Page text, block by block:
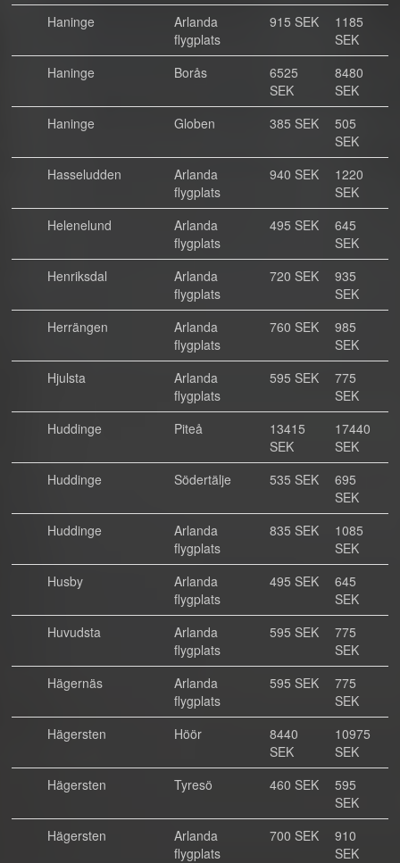
Haninge
Arlanda
flygplats
915 SEK
1185
SEK
Haninge
Borås
6525
SEK
8480
SEK
Haninge
Globen 385 SEK
505
SEK
Hasseludden
Arlanda
flygplats
940 SEK
1220
SEK
Helenelund
Arlanda
flygplats
495 SEK
645
SEK
Henriksdal
Arlanda
flygplats
720 SEK
935
SEK
Herrängen
Arlanda
flygplats
760 SEK
985
SEK
Hjulsta
Arlanda
flygplats
595 SEK
775
SEK
Huddinge
Piteå
13415
SEK
17440
SEK
Huddinge
Södertälje 535 SEK
695
SEK
Huddinge
Arlanda
flygplats
835 SEK
1085
SEK
Husby
Arlanda
flygplats
495 SEK
645
SEK
Huvudsta
Arlanda
flygplats
595 SEK
775
SEK
Hägernäs
Arlanda
flygplats
595 SEK
775
SEK
Hägersten
Höör
8440
SEK
10975
SEK
Hägersten
Tyresö 460 SEK
595
SEK
Hägersten
Arlanda
flygplats
700 SEK
910
SEK